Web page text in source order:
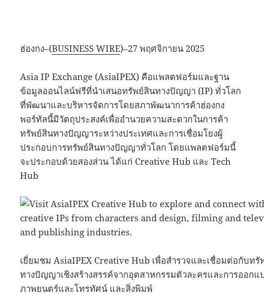
ฮ่องกง–(BUSINESS WIRE)–27 พฤศจิกายน 2025
Asia IP Exchange (AsiaIPEX) คือแพลตฟอร์มและฐาน
ข้อมูลออนไลน์ฟรีที่นำเสนอทรัพย์สินทางปัญญา (IP) ทั่วโลก
ที่พัฒนาและบริหารจัดการโดยสภาพัฒนาการค้าฮ่องกง
พอร์ทัลนี้มีวัตถุประสงค์เพื่ออำนวยความสะดวกในการค้า
ทรัพย์สินทางปัญญาระหว่างประเทศและการเชื่อมโยงผู้
ประกอบการทรัพย์สินทางปัญญาทั่วโลก โดยแพลตฟอร์มนี้
จะประกอบด้วยสองส่วน ได้แก่ Creative Hub และ Tech
Hub
เยี่ยมชม AsiaIPEX Creative Hub เพื่อสำรวจและเชื่อมต่อกับท
ทางปัญญาเชิงสร้างสรรค์จากอุตสาหกรรมตัวละครและการออกแ
ภาพยนตร์และโทรทัศน์ และสิ่งพิมพ์